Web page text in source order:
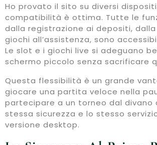
Ho provato il sito su diversi
compatibilità è ottima. Tutte le
dalla registrazione ai depositi,
giochi all’assistenza, sono
Le slot e i giochi live si adeguano
schermo piccolo senza sacrificare
Questa flessibilità è un grande
giocare una partita veloce nella
partecipare a un torneo dal divano
stessa sicurezza e lo stesso
versione desktop.